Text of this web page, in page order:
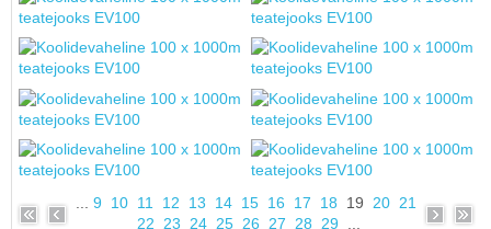
...9 10 11 12 13 14 15 16 17 18 19 20 21
22
23 24 25 26 27 28 29